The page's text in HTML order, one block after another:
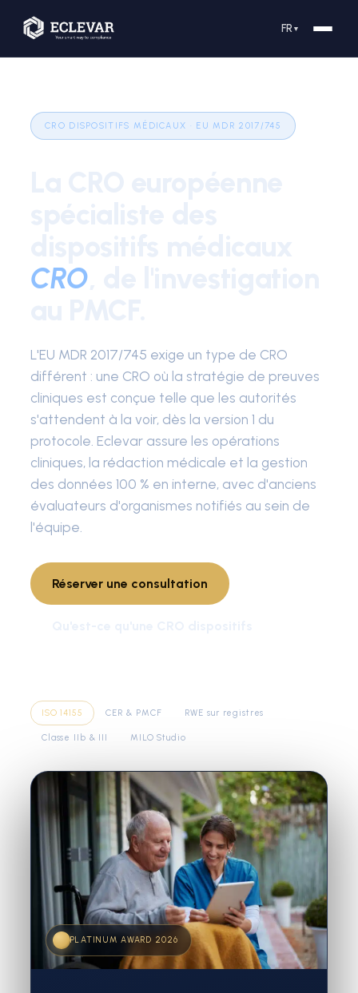
FR▼
CRO DISPOSITIFS MÉDICAUX · EU MDR 2017/745
CRO
L'EU MDR 2017/745 exige un type de CRO
différent : une CRO où la stratégie de preuves
cliniques est conçue telle que les autorités
s'attendent à la voir, dès la version 1 du
protocole. Eclevar assure les opérations
cliniques, la rédaction médicale et la gestion
des données 100 % en interne, avec d'anciens
évaluateurs d'organismes notifiés au sein de
l'équipe.
Réserver une consultation
ISO 14155 CER & PMCF RWE sur registres
Classe IIb & III MILO Studio
PLATINUM AWARD 2026